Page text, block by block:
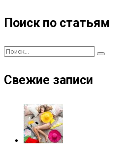
Поиск по статьям
Свежие записи